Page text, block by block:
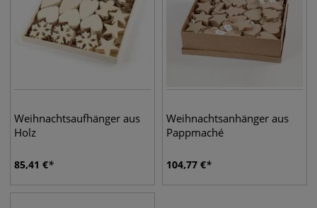
Weihnachtsaufhänger aus
Holz
85,41 €
Weihnachtsanhänger aus
Pappmaché
104,77 €